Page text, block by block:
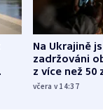
Na Ukrajině
zadržováni
z více než 50
Bojovali na
včera v 14:37